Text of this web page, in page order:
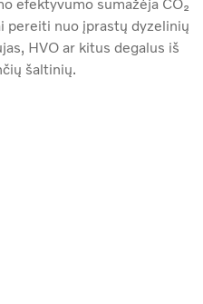
efektyvumo sumažėja CO₂
pereiti nuo įprastų dyzelinių
HVO ar kitus degalus iš
šaltinių.